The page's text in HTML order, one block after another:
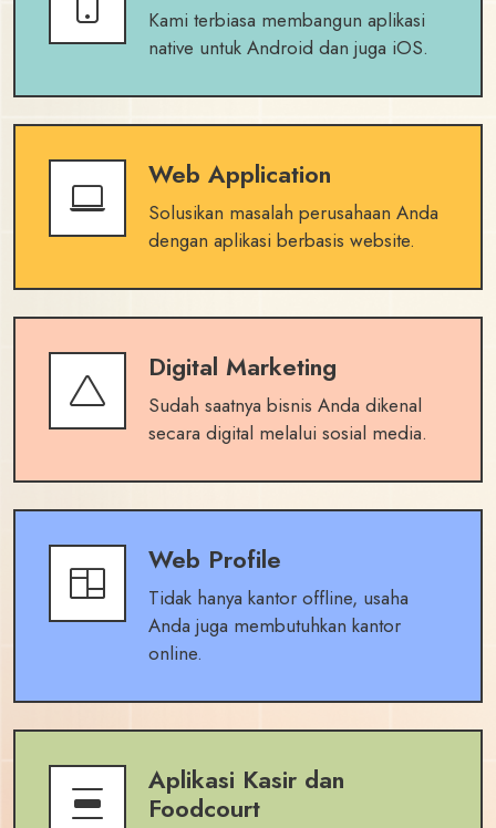
Kami terbiasa membangun aplikasi
native untuk Android dan juga iOS.
Web Application
Solusikan masalah perusahaan Anda
dengan aplikasi berbasis website.
Digital Marketing
Sudah saatnya bisnis Anda dikenal
secara digital melalui sosial media.
Web Profile
Tidak hanya kantor offline, usaha
Anda juga membutuhkan kantor
online.
Aplikasi Kasir dan
Foodcourt